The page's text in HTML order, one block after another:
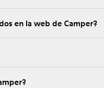
en la web de Camper?